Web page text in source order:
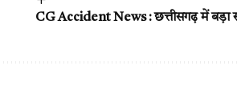
CG Accident News : छत्तीसगढ़ में बड़ा